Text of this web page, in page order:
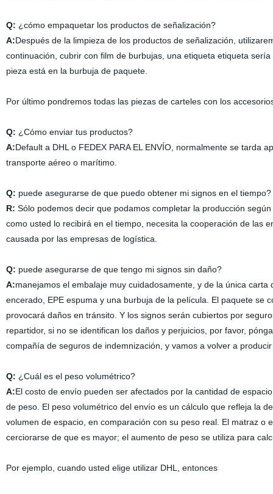
Q: ¿cómo empaquetar los productos de señalización?
A:Después de la limpieza de los productos de señalización,
continuación, cubrir con film de burbujas, una etiqueta etiqueta
pieza está en la burbuja de paquete.
Por último pondremos todas las piezas de carteles con los
Q: ¿Cómo enviar tus productos?
A:Default a DHL o FEDEX PARA EL ENVÍO, normalmente se
transporte aéreo o marítimo.
Q: puede asegurarse de que puedo obtener mi signos en el tiempo?
R: Sólo podemos decir que podamos completar la producción
como usted lo recibirá en el tiempo, necesita la cooperación de las
causada por las empresas de logística.
Q: puede asegurarse de que tengo mi signos sin daño?
A:manejamos el embalaje muy cuidadosamente, y de la única
encerado, EPE espuma y una burbuja de la película. El paquete se
provocará daños en tránsito. Y los signos serán cubiertos por
repartidor, si no se identifican los daños y perjuicios, por favor,
compañía de seguros de indemnización, y vamos a volver a
Q: ¿Cuál es el peso volumétrico?
A:El costo de envío pueden ser afectados por la cantidad de
de peso. El peso volumétrico del envío es un cálculo que refleja la
volumen de espacio, en comparación con su peso real. El matraz
cerciorarse de que es mayor; el aumento de peso se utiliza para
Por ejemplo, cuando usted elige utilizar DHL, entonces